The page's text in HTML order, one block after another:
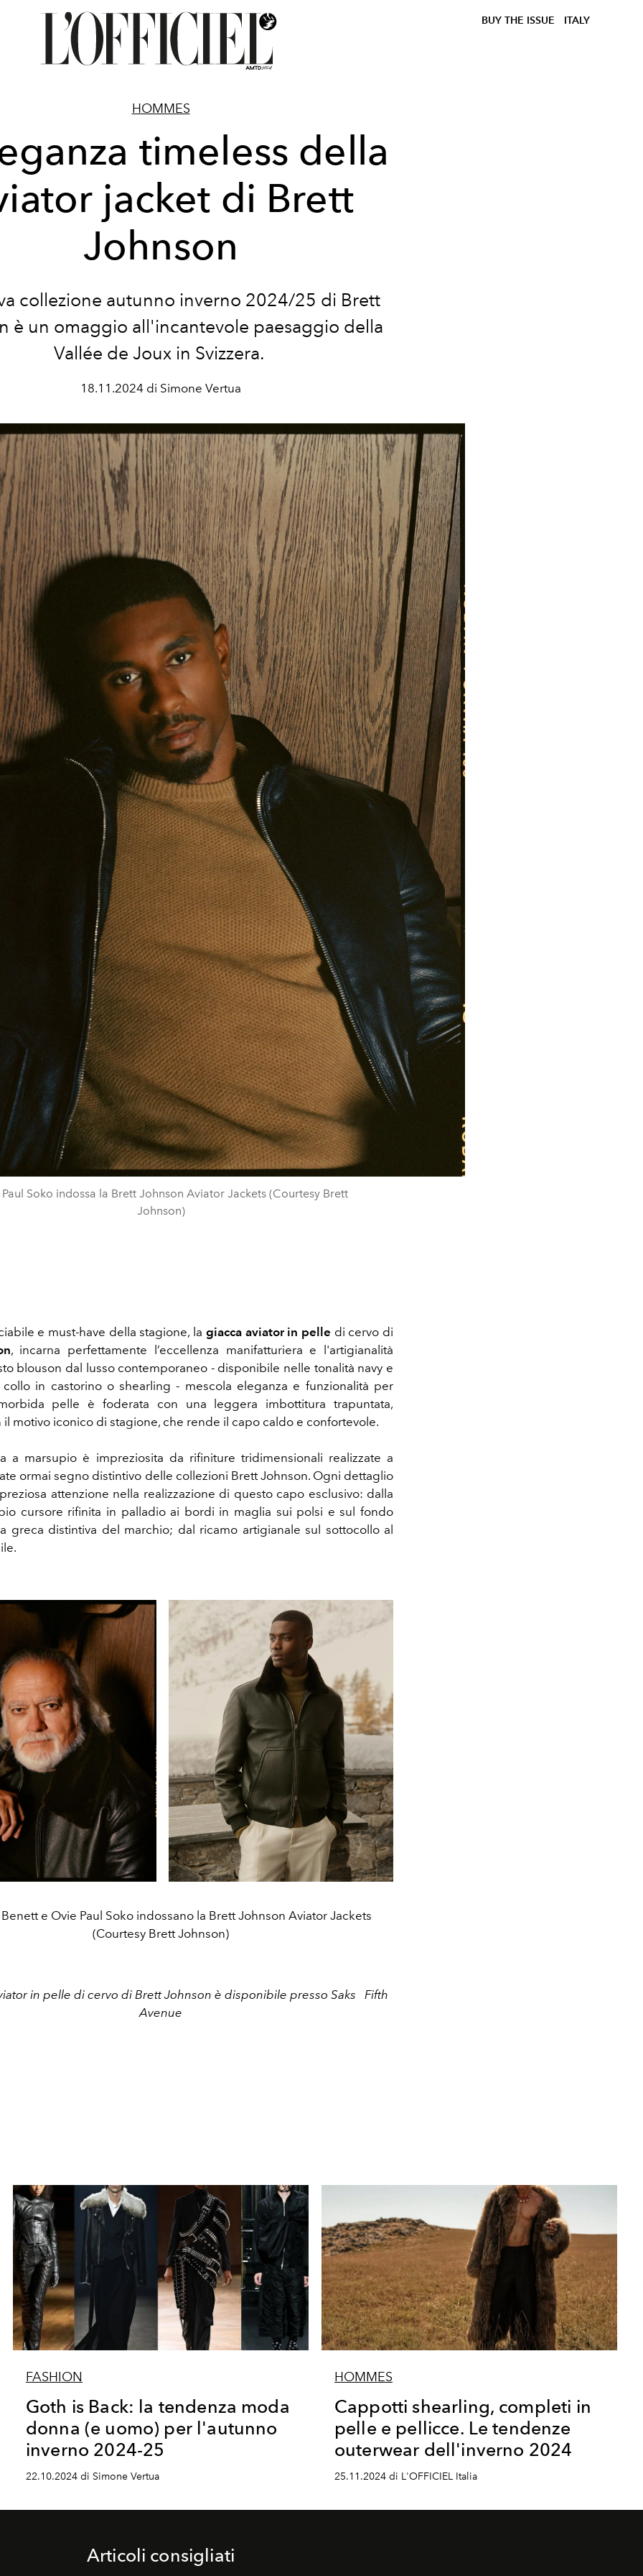
BUY THE ISSUE ITALY
HOMMES
timeless della
jacket di Brett
Johnson
collezione autunno inverno 2024/25 di Brett
è un omaggio all'incantevole paesaggio della
Vallée de Joux in Svizzera.
18.11.2024 di Simone Vertua
Soko indossa la Brett Johnson Aviator Jackets (Courtesy Brett
Johnson)
e must-have della stagione, la giacca aviator in pelle di cervo di
, incarna perfettamente l’eccellenza manifatturiera e l'artigianalità
blouson dal lusso contemporaneo - disponibile nelle tonalità navy e
in castorino o shearling - mescola eleganza e funzionalità per
pelle è foderata con una leggera imbottitura trapuntata,
il motivo iconico di stagione, che rende il capo caldo e confortevole.
a marsupio è impreziosita da rifiniture tridimensionali realizzate a
ormai segno distintivo delle collezioni Brett Johnson. Ogni dettaglio
attenzione nella realizzazione di questo capo esclusivo: dalla
cursore rifinita in palladio ai bordi in maglia sui polsi e sul fondo
greca distintiva del marchio; dal ricamo artigianale sul sottocollo al
e Ovie Paul Soko indossano la Brett Johnson Aviator Jackets
(Courtesy Brett Johnson)
in pelle di cervo di Brett Johnson è disponibile presso Saks Fifth
Avenue
FASHION
Goth is Back: la tendenza moda
donna (e uomo) per l'autunno
inverno 2024-25
22.10.2024 di Simone Vertua
HOMMES
Cappotti shearling, completi in
pelle e pellicce. Le tendenze
outerwear dell'inverno 2024
25.11.2024 di L'OFFICIEL Italia
Articoli consigliati